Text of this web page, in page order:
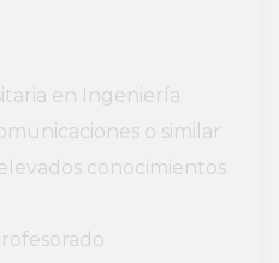
en Ingeniería
o similar
conocimientos